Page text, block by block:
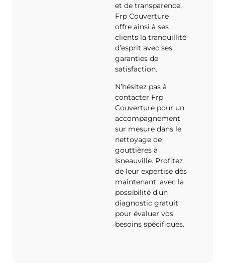
et de transparence,
Frp Couverture
offre ainsi à ses
clients la tranquillité
d’esprit avec ses
garanties de
satisfaction.
N’hésitez pas à
contacter Frp
Couverture pour un
accompagnement
sur mesure dans le
nettoyage de
gouttières à
Isneauville. Profitez
de leur expertise dès
maintenant, avec la
possibilité d’un
diagnostic gratuit
pour évaluer vos
besoins spécifiques.